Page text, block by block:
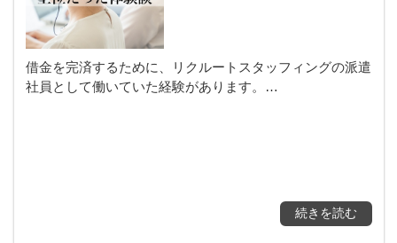
借金を完済するために、リクルートスタッフィングの派遣
社員として働いていた経験があります。…
続きを読む